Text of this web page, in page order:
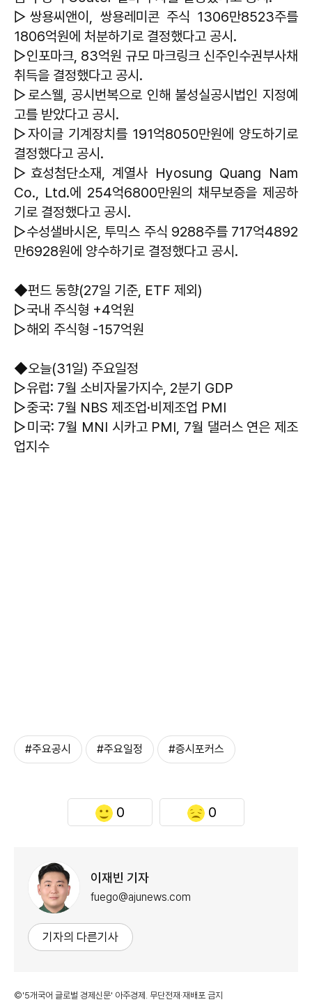
▷쌍용씨앤이, 쌍용레미콘 주식 1306만8523주를
1806억원에 처분하기로 결정했다고 공시.
▷인포마크, 83억원 규모 마크링크 신주인수권부사채
취득을 결정했다고 공시.
▷로스웰, 공시번복으로 인해 불성실공시법인 지정예
고를 받았다고 공시.
▷자이글 기계장치를 191억8050만원에 양도하기로
결정했다고 공시.
▷효성첨단소재, 계열사 Hyosung Quang Nam
Co., Ltd.에 254억6800만원의 채무보증을 제공하
기로 결정했다고 공시.
▷수성샐바시온, 투믹스 주식 9288주를 717억4892
만6928원에 양수하기로 결정했다고 공시.
◆펀드 동향(27일 기준, ETF 제외)
▷국내 주식형 +4억원
▷해외 주식형 -157억원
◆오늘(31일) 주요일정
▷유럽: 7월 소비자물가지수, 2분기 GDP
▷중국: 7월 NBS 제조업·비제조업 PMI
▷미국: 7월 MNI 시카고 PMI, 7월 댈러스 연은 제조
업지수
#주요공시 #주요일정 #증시포커스
0 0
이재빈 기자
fuego@ajunews.com
기자의 다른기사
©'5개국어 글로벌 경제신문' 아주경제. 무단전재·재배포 금지